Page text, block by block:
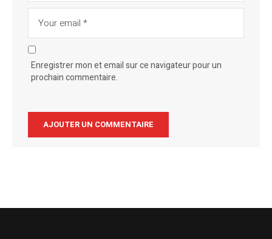
Enregistrer mon et email sur ce navigateur pour un
prochain commentaire.